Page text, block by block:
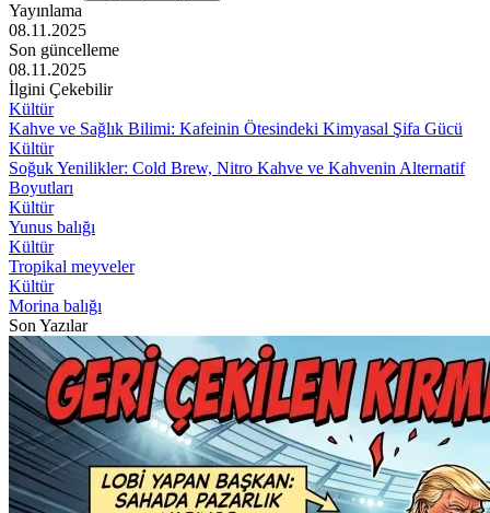
Yayınlama
08.11.2025
Son güncelleme
08.11.2025
İlgini Çekebilir
Kültür
Kahve ve Sağlık Bilimi: Kafeinin Ötesindeki Kimyasal Şifa Gücü
Kültür
Soğuk Yenilikler: Cold Brew, Nitro Kahve ve Kahvenin Alternatif
Boyutları
Kültür
Yunus balığı
Kültür
Tropikal meyveler
Kültür
Morina balığı
Son Yazılar